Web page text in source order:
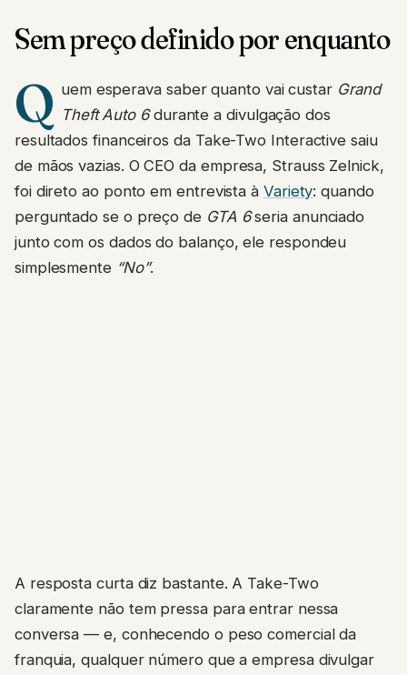
Sem preço definido por enquanto
Q uem esperava saber quanto vai custar Grand
Theft Auto 6durante a divulgação dos
resultados financeiros da Take-Two Interactive saiu
de mãos vazias. O CEO da empresa, Strauss Zelnick,
foi direto ao ponto em entrevista à Variety: quando
perguntado se o preço de GTA 6seria anunciado
junto com os dados do balanço, ele respondeu
simplesmente “No”.
A resposta curta diz bastante. A Take-Two
claramente não tem pressa para entrar nessa
conversa — e, conhecendo o peso comercial da
franquia, qualquer número que a empresa divulgar